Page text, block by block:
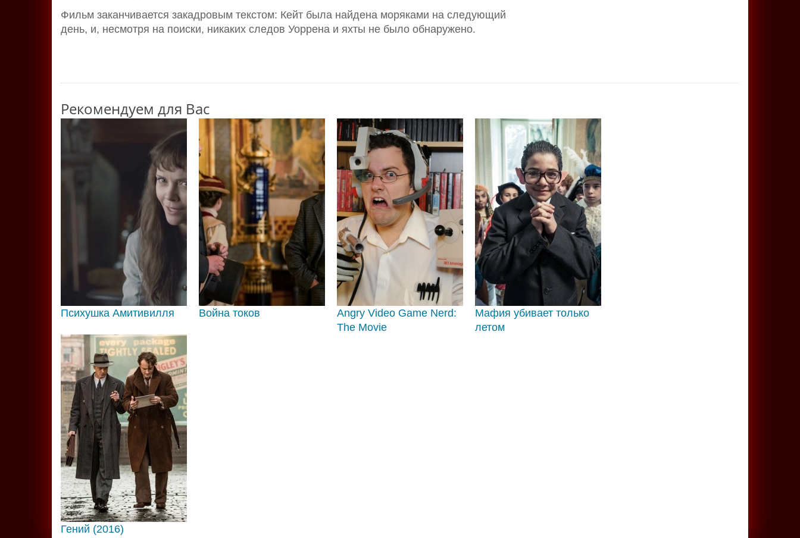
Фильм заканчивается закадровым текстом: Кейт была найдена моряками на следующий
день, и, несмотря на поиски, никаких следов Уоррена и яхты не было обнаружено.
Рекомендуем для Вас
Психушка Амитивилля Война токов
Angry Video Game Nerd:
The Movie
Мафия убивает только
летом
Гений (2016)